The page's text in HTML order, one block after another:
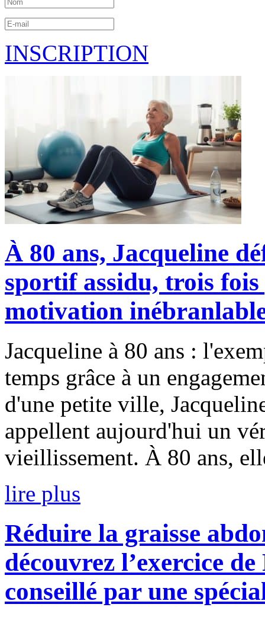
INSCRIPTION
À 80 ans, Jacqueline
sportif assidu, trois
motivation
Jacqueline à 80 ans :
temps grâce à un
d'une petite ville,
appellent aujourd'hui un
vieillissement. À 80 ans,
lire plus
Réduire la graisse
découvrez l’exercice
conseillé par une